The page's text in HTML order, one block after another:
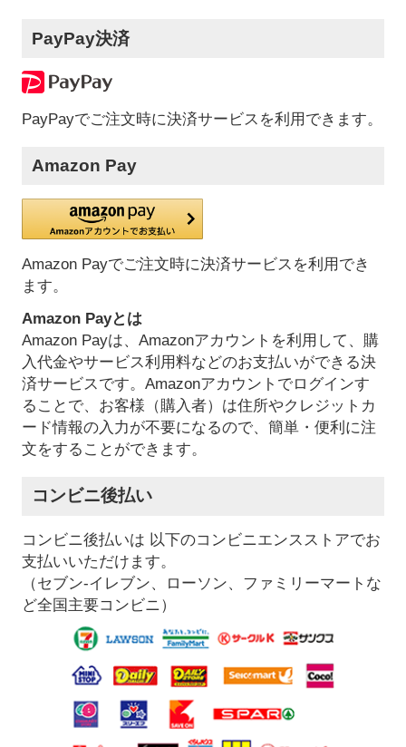
PayPay決済
PayPayでご注文時に決済サービスを利用できます。
Amazon Pay
Amazon Payでご注文時に決済サービスを利用でき
ます。
Amazon Payとは
Amazon Payは、Amazonアカウントを利用して、購
入代金やサービス利用料などのお支払いができる決
済サービスです。Amazonアカウントでログインす
ることで、お客様（購入者）は住所やクレジットカ
ード情報の入力が不要になるので、簡単・便利に注
文をすることができます。
コンビニ後払い
コンビニ後払いは 以下のコンビニエンスストアでお
支払いいただけます。
（セブン-イレブン、ローソン、ファミリーマートな
ど全国主要コンビニ）